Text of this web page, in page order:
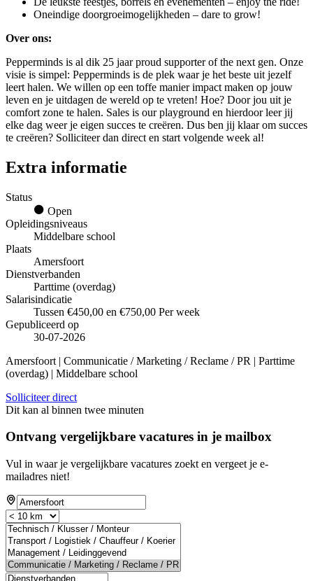
Oneindige doorgroeimogelijkheden – dare to grow!
Over ons:
Pepperminds is al dik 25 jaar proud supporter of the next gen. Onze
visie is simpel: Pepperminds is de plek waar je het beste uit jezelf
leert halen. We willen op een toffe manier impact maken op jouw
leven en je uitdagen de wereld op te vreten! Hoe? Door jou uit je
comfort zone te halen. Sales is our playground en hierdoor leer jij
elke dag weer je eigen succes te creëren. Dus ben jij klaar om succes
te creëren? Solliciteer dan direct en start volgende week al!
Extra informatie
Status
Open
Opleidingsniveaus
Middelbare school
Plaats
Amersfoort
Dienstverbanden
Parttime (overdag)
Salarisindicatie
Tussen €450,00 en €750,00 Per week
Gepubliceerd op
30-07-2026
Amersfoort | Communicatie / Marketing / Reclame / PR | Parttime
(overdag) | Middelbare school
Solliciteer direct
Dit kan al binnen twee minuten
Ontvang vergelijkbare vacatures in je mailbox
Vul in waar je vergelijkbare vacatures zoekt en vergeet je e-
mailadres niet!